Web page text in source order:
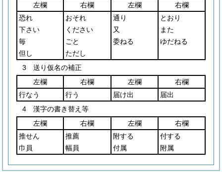
左欄
右欄 左欄
右欄
恐れ
おそれ 通り
とおり
下さい
ください 又
また
毎
ごと 委ねる
ゆだねる
但し
ただし
3 送り仮名の補正
左欄
右欄 左欄
右欄
行なう
行う 届け出
届出
4 漢字の書き替え等
左欄
右欄 左欄
右欄
推せん
推薦 附する
付する
巾員
幅員 付属 附属